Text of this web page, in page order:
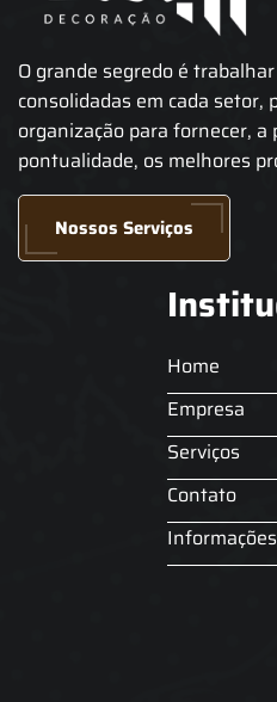
O grande segredo é
consolidadas em cada
organização para fornecer, a
pontualidade, os melhores
Nossos Serviços
Home
Empresa
Serviços
Contato
Informações